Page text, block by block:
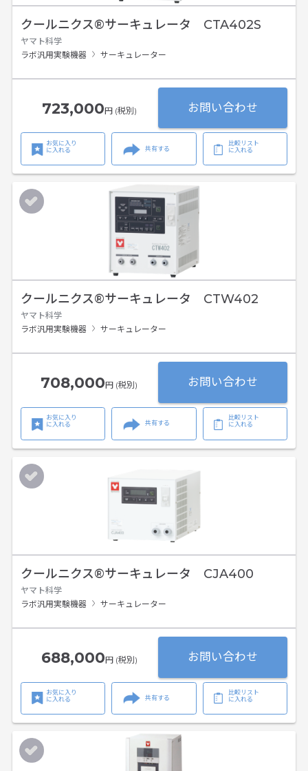
クールニクス®サーキュレータ CTA402S
ヤマト科学
ラボ汎用実験機器
サーキュレーター
723,000円 (税別) お問い合わせ
お気に入り
に入れる
共有する
比較リスト
に入れる
クールニクス®サーキュレータ CTW402
ヤマト科学
ラボ汎用実験機器
サーキュレーター
708,000円 (税別) お問い合わせ
お気に入り
に入れる
共有する
比較リスト
に入れる
クールニクス®サーキュレータ CJA400
ヤマト科学
ラボ汎用実験機器
サーキュレーター
688,000円 (税別) お問い合わせ
お気に入り
に入れる
共有する
比較リスト
に入れる